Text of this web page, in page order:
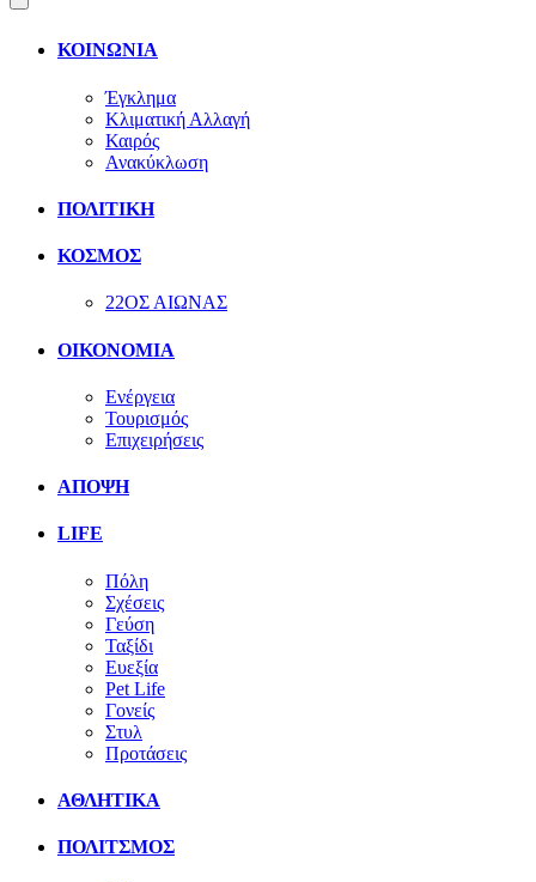
ΚΟΙΝΩΝΙΑ
Έγκλημα
Κλιματική Αλλαγή
Καιρός
Ανακύκλωση
ΠΟΛΙΤΙΚΗ
ΚΟΣΜΟΣ
22ΟΣ ΑΙΩΝΑΣ
ΟΙΚΟΝΟΜΙΑ
Ενέργεια
Τουρισμός
Επιχειρήσεις
ΑΠΟΨΗ
LIFE
Πόλη
Σχέσεις
Γεύση
Ταξίδι
Ευεξία
Pet Life
Γονείς
Στυλ
Προτάσεις
ΑΘΛΗΤΙΚΑ
ΠΟΛΙΤΣΜΟΣ